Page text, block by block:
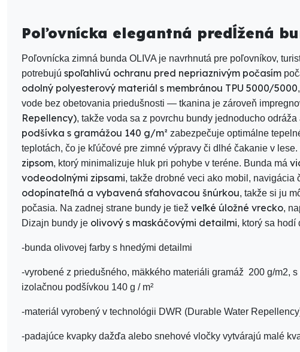
Poľovnícka elegantná predĺžená
Poľovnícka zimná bunda OLIVA je navrhnutá pre poľovníkov,
potrebujú spoľahlivú ochranu pred nepriaznivým počasím
odolný polyesterový materiál s membránou TPU 5000/5000
vode bez obetovania priedušnosti — tkanina je zároveň
Repellency), takže voda sa z povrchu bundy jednoducho
podšívka s gramážou 140 g/m² zabezpečuje optimálne
teplotách, čo je kľúčové pre zimné výpravy či dlhé čakanie v
zipsom, ktorý minimalizuje hluk pri pohybe v teréne. Bunda má
vodeodolnými zipsami, takže drobné veci ako mobil,
odopínateľná a vybavená sťahovacou šnúrkou, takže si ju
počasia. Na zadnej strane bundy je tiež veľké úložné vrecko,
Dizajn bundy je olivový s maskáčovými detailmi, ktorý sa hodí
-bunda olivovej farby s hnedými detailmi
-vyrobené z priedušného, ​​mäkkého materiáli gramáž 200 g/m2,
izolačnou podšívkou 140 g / m²
-materiál vyrobený v technológii DWR (Durable Water
-padajúce kvapky dažďa alebo snehové vločky vytvárajú malé